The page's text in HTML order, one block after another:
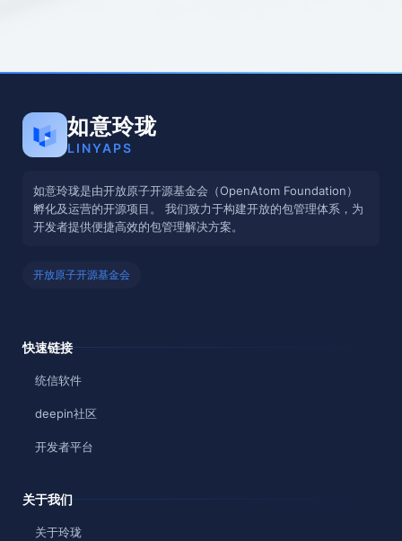
如意玲珑
LINYAPS
如意玲珑是由开放原子开源基金会（OpenAtom Foundation）
孵化及运营的开源项目。 我们致力于构建开放的包管理体系，为
开发者提供便捷高效的包管理解决方案。
开放原子开源基金会
快速链接
统信软件
deepin社区
开发者平台
关于我们
关于玲珑